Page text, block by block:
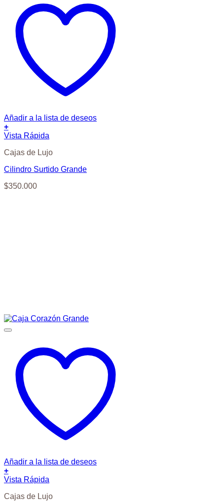
Añadir a la lista de deseos
+
Vista Rápida
Cajas de Lujo
Cilindro Surtido Grande
$350.000
Añadir a la lista de deseos
+
Vista Rápida
Cajas de Lujo